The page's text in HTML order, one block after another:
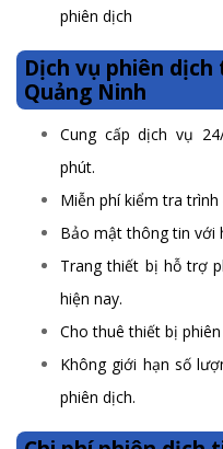
phiên dịch
Dịch vụ phiên dịch
Quảng Ninh
Cung cấp dịch vụ
phút.
Miễn phí kiểm tra
Bảo mật thông tin với
Trang thiết bị hỗ trợ
hiện nay.
Cho thuê thiết bị
Không giới hạn số
phiên dịch.